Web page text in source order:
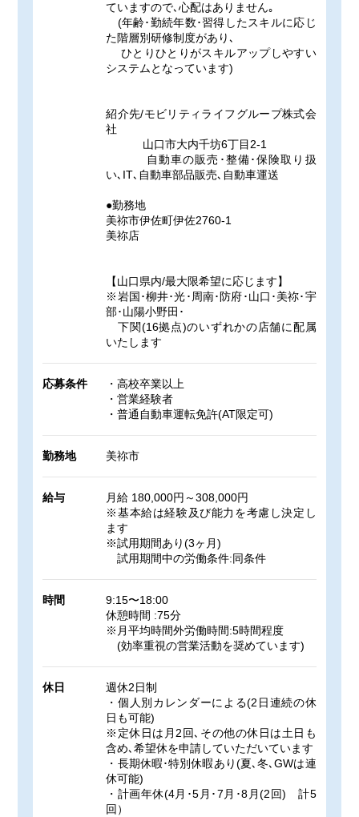
ていますので､心配はありません｡
(年齢･勤続年数･習得したスキルに応じ
た階層別研修制度があり､
ひとりひとりがスキルアップしやすい
システムとなっています)
紹介先/モビリティライフグループ株式会
社
山口市大内千坊6丁目2-1
自動車の販売･整備･保険取り扱
い､IT､自動車部品販売､自動車運送
●勤務地
美祢市伊佐町伊佐2760-1
美祢店
【山口県内/最大限希望に応じます】
※岩国･柳井･光･周南･防府･山口･美祢･宇
部･山陽小野田･
下関(16拠点)のいずれかの店舗に配属
いたします
応募条件
・高校卒業以上
・営業経験者
・普通自動車運転免許(AT限定可)
勤務地 美祢市
給与
月給 180,000円～308,000円
※基本給は経験及び能力を考慮し決定し
ます
※試用期間あり(3ヶ月)
試用期間中の労働条件:同条件
時間
9:15〜18:00
休憩時間 :75分
※月平均時間外労働時間:5時間程度
(効率重視の営業活動を奨めています)
休日
週休2日制
・個人別カレンダーによる(2日連続の休
日も可能)
※定休日は月2回､その他の休日は土日も
含め､希望休を申請していただいています
・長期休暇･特別休暇あり(夏､冬､GWは連
休可能)
・計画年休(4月･5月･7月･8月(2回) 計5
回）